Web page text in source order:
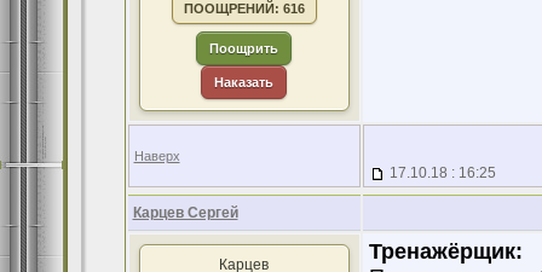
ПООЩРЕНИЙ: 616
Поощрить
Наказать
Наверх
17.10.18 : 16:25
Карцев Сергей
Карцев
Тренажёрщик: